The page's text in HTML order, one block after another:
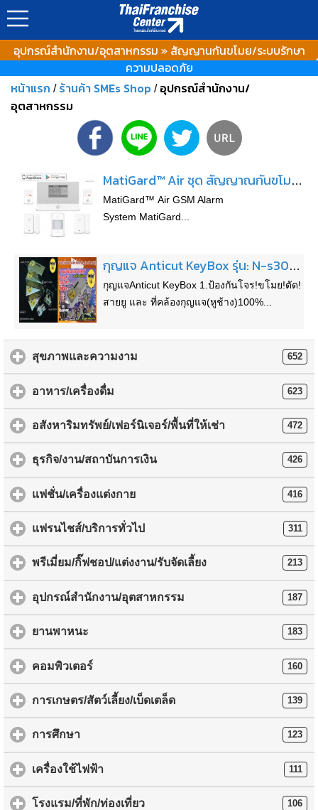
อุปกรณ์สำนักงาน/อุตสาหกรรม » สัญญานกันขโมย/ระบบรักษา
ความปลอดภัย
หน้าแรก / ร้านค้า SMEs Shop / อุปกรณ์สำนักงาน/
อุตสาหกรรม
MatiGard™ Air ชุด สัญญาณกันขโมย ควบคุมผ่าน Smartphone รองรับ IOS/Android
MatiGard™ Air GSM Alarm
System MatiGard...
กุญแจ Anticut KeyBox รุ่น: N-s304 -แก้ปัญหาในเรื่องของโจร,ขโมยตัดสายยูและที่คล้องกุญแจ(หูช้าง)100
กุญแจAnticut KeyBox 1.ป้องกันโจร!ขโมย!ตัด!
สายยู และ ที่คล้องกุญแจ(หูช้าง)100%...
สุขภาพและความงาม 652
อาหาร/เครื่องดื่ม 623
อสังหาริมทรัพย์/เฟอร์นิเจอร์/พื้นที่ให้เช่า 472
ธุรกิจ/งาน/สถาบันการเงิน 426
แฟชั่น/เครื่องแต่งกาย 416
แฟรนไชส์/บริการทั่วไป 311
พรีเมี่ยม/กิ๊ฟชอป/แต่งงาน/รับจัดเลี้ยง 213
อุปกรณ์สำนักงาน/อุตสาหกรรม 187
ยานพาหนะ 183
คอมพิวเตอร์ 160
การเกษตร/สัตว์เลี้ยง/เบ็ดเตล็ด 139
การศึกษา 123
เครื่องใช้ไฟฟ้า 111
โรงแรม/ที่พัก/ท่องเที่ยว 106